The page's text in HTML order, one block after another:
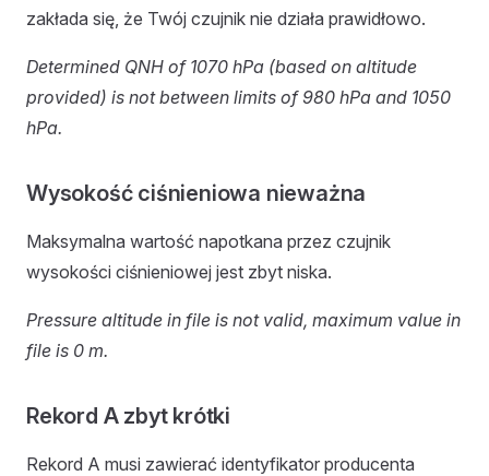
zakłada się, że Twój czujnik nie działa prawidłowo.
Determined QNH of 1070 hPa (based on altitude
provided) is not between limits of 980 hPa and 1050
hPa.
Wysokość ciśnieniowa nieważna
Maksymalna wartość napotkana przez czujnik
wysokości ciśnieniowej jest zbyt niska.
Pressure altitude in file is not valid, maximum value in
file is 0 m.
Rekord A zbyt krótki
Rekord A musi zawierać identyfikator producenta